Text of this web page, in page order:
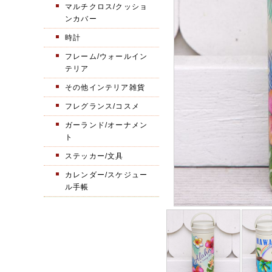
マルチクロス/クッショ
ンカバー
時計
フレーム/ウォールイン
テリア
その他インテリア雑貨
フレグランス/コスメ
ガーランド/オーナメン
ト
ステッカー/文具
カレンダー/スケジュー
ル手帳